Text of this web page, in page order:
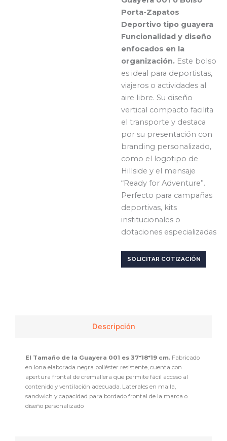
Porta-Zapatos
Deportivo tipo guayera
Funcionalidad y diseño
enfocados en la
organización. Este bolso
es ideal para deportistas,
viajeros o actividades al
aire libre. Su diseño
vertical compacto facilita
el transporte y destaca
por su presentación con
branding personalizado,
como el logotipo de
Hillside y el mensaje
“Ready for Adventure”.
Perfecto para campañas
deportivas, kits
institucionales o
dotaciones especializadas
SOLICITAR COTIZACIÓN
Descripción
El Tamaño de la Guayera 001 es 37*18*19 cm. Fabricado
en lona elaborada negra poliéster resistente, cuenta con
apertura frontal de cremallera que permite fácil acceso al
contenido y ventilación adecuada. Laterales en malla,
sandwich y capacidad para bordado frontal de la marca o
diseño personalizado